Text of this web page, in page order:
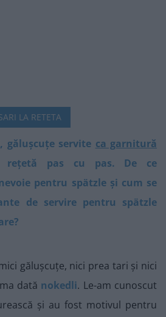
LA RETETA
gălușcuțe servite ca garnitură
rețetă pas cu pas. De ce
pentru spätzle și cum se
de servire pentru spätzle
gălușcuțe, nici prea tari și nici
dată nokedli. Le-am cunoscut
și au fost motivul pentru